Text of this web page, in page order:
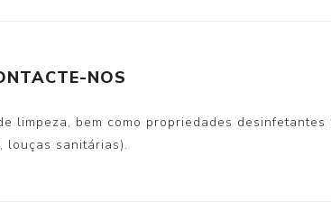
NOS
bem como propriedades desinfetantes
louças sanitárias).